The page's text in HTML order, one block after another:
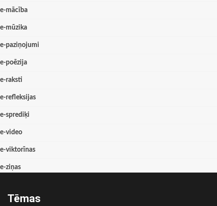
e-mācība
e-mūzika
e-paziņojumi
e-poēzija
e-raksti
e-refleksijas
e-sprediķi
e-video
e-viktorīnas
e-ziņas
Tēmas